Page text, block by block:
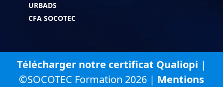
URBADS
CFA SOCOTEC
Télécharger notre certificat Qualiopi |
©SOCOTEC Formation 2026 | Mentions